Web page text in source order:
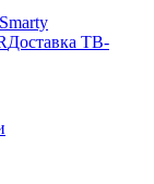
Smarty
Доставка ТВ-